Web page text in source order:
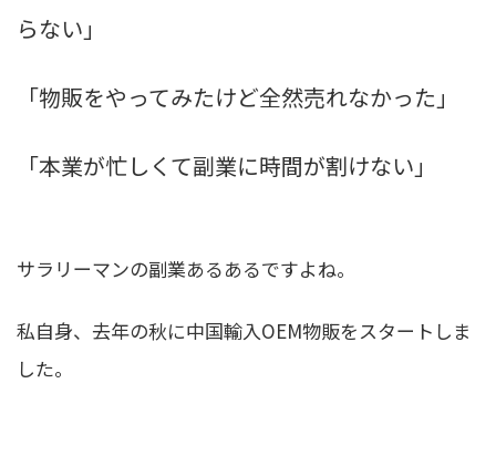
らない」
「物販をやってみたけど全然売れなかった」
「本業が忙しくて副業に時間が割けない」
サラリーマンの副業あるあるですよね。
私自身、去年の秋に中国輸入OEM物販をスタートしま
した。